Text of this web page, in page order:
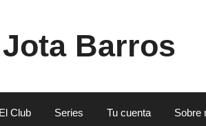
Jota Barros
El Club Series Tu cuenta Sobre